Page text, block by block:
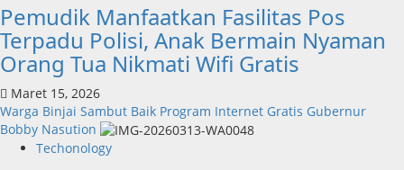
Pemudik Manfaatkan Fasilitas Pos
Terpadu Polisi, Anak Bermain Nyaman
Orang Tua Nikmati Wifi Gratis
Maret 15, 2026
Warga Binjai Sambut Baik Program Internet Gratis Gubernur
Bobby Nasution
Techonology